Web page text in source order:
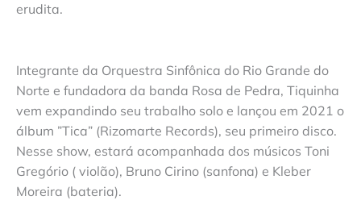
erudita.
Integrante da Orquestra Sinfônica do Rio Grande do
Norte e fundadora da banda Rosa de Pedra, Tiquinha
vem expandindo seu trabalho solo e lançou em 2021 o
álbum ”Tica” (Rizomarte Records), seu primeiro disco.
Nesse show, estará acompanhada dos músicos Toni
Gregório ( violão), Bruno Cirino (sanfona) e Kleber
Moreira (bateria).